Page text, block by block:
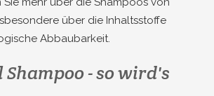
über die Inhaltsstoffe
Abbaubarkeit.
Shampoo - so wird's